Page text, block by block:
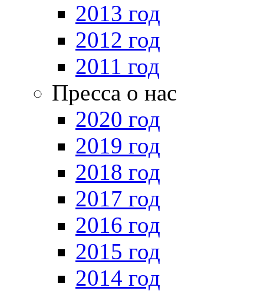
2013 год
2012 год
2011 год
Пресса о нас
2020 год
2019 год
2018 год
2017 год
2016 год
2015 год
2014 год